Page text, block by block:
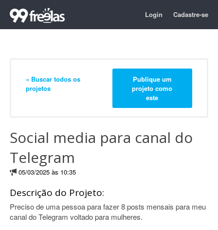
Login Cadastre-se
« Buscar todos os
projetos
Publique um
projeto como
este
Social media para canal do
Telegram
05/03/2025 às 10:35
Descrição do Projeto:
Preciso de uma pessoa para fazer 8 posts mensais para meu
canal do Telegram voltado para mulheres.